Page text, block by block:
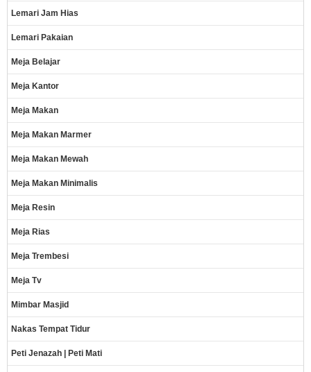
Lemari Jam Hias
Lemari Pakaian
Meja Belajar
Meja Kantor
Meja Makan
Meja Makan Marmer
Meja Makan Mewah
Meja Makan Minimalis
Meja Resin
Meja Rias
Meja Trembesi
Meja Tv
Mimbar Masjid
Nakas Tempat Tidur
Peti Jenazah | Peti Mati